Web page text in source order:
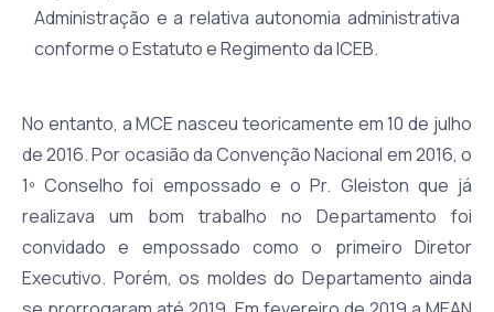
Administração e a relativa autonomia administrativa
conforme o Estatuto e Regimento da ICEB.
No entanto, a MCE nasceu teoricamente em 10 de julho
de 2016. Por ocasião da Convenção Nacional em 2016, o
1º Conselho foi empossado e o Pr. Gleiston que já
realizava um bom trabalho no Departamento foi
convidado e empossado como o primeiro Diretor
Executivo. Porém, os moldes do Departamento ainda